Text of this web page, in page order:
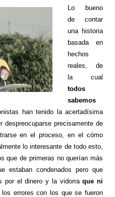
Lo bueno
de contar
una historia
basada en
hechos
reales, de
la cual
todos
sabemos
han tenido la acertadísima
despreocuparse precisamente de
en el proceso, en el cómo
lo interesante de todo esto,
que de primeras no querían más
condenados pero que
por el dinero y la vidorraque ni
errores con los que se fueron